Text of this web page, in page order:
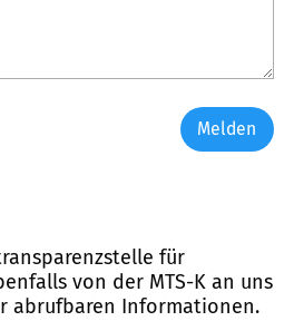
Melden
für
von der MTS-K an uns
abrufbaren Informationen.